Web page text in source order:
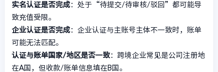
实名认证是否完成 ：处于“待提交/待审核/驳回”都可能导
致充值受限。
企业认证是否完成 ：企业认证与主账号主体不一致时，账单
可能无法匹配。
认证与账单国家/地区是否一致 ：跨境企业常见是公司注册地
在A国，但收款/账单信息填在B国。